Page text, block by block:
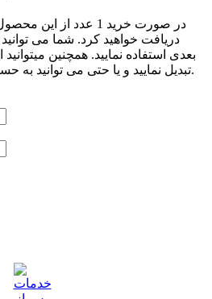
دریافت خواهید کرد. شما می
بعدی استفاده نمایید. همچنین
تبدیل نمایید و یا حتی می توانید به حساب بانکی خود نیز واریز کنید.